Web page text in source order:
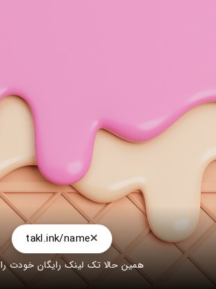
takl.ink/name
همین حالا تک لینک رایگان خودت